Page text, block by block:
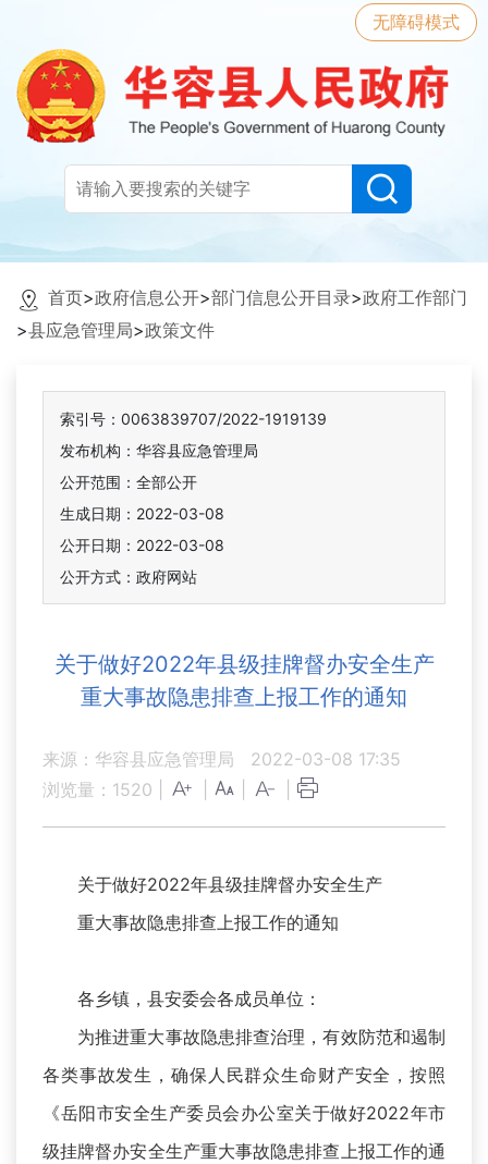
无障碍模式
首页>政府信息公开>部门信息公开目录>政府工作部门
>县应急管理局>政策文件
索引号：0063839707/2022-1919139
发布机构：华容县应急管理局
公开范围：全部公开
生成日期：2022-03-08
公开日期：2022-03-08
公开方式：政府网站
关于做好2022年县级挂牌督办安全生产
重大事故隐患排查上报工作的通知
来源：华容县应急管理局
2022-03-08 17:35
浏览量： 1520
关于做好2022年县级挂牌督办安全生产
重大事故隐患排查上报工作的通知
各乡镇，县安委会各成员单位：
为推进重大事故隐患排查治理，有效防范和遏制
各类事故发生，确保人民群众生命财产安全，按照
《岳阳市安全生产委员会办公室关于做好2022年市
级挂牌督办安全生产重大事故隐患排查上报工作的通